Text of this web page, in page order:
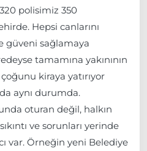
polisimiz 350
Hepsi canlarını
güveni sağlamaya
tamamına yakınının
kiraya yatırıyor
aynı durumda.
oturan değil, halkın
ve sorunları yerinde
var. Örneğin yeni Belediye